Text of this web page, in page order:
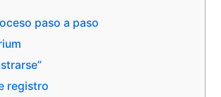
paso a paso
registro